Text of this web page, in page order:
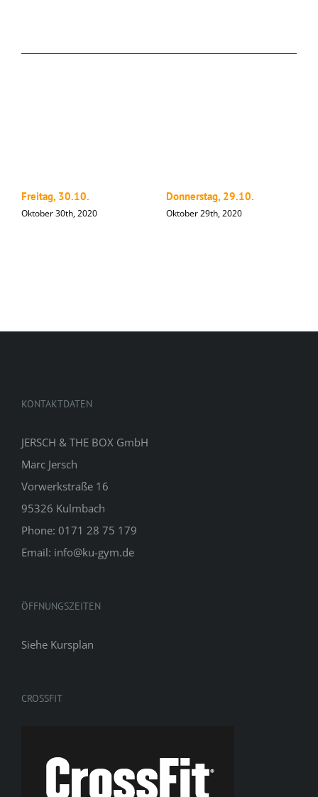
Freitag, 30.10.
Oktober 30th, 2020
Donnerstag, 29.10.
Oktober 29th, 2020
KONTAKTDATEN
JERSCH & THE BOX GmbH
Marc Jersch
Vorwerkstraße 16
95326 Kulmbach
Phone: 0171 28 75 179
Email: info@ku-gym.de
ÖFFNUNGSZEITEN
Siehe Kursplan
CROSSFIT